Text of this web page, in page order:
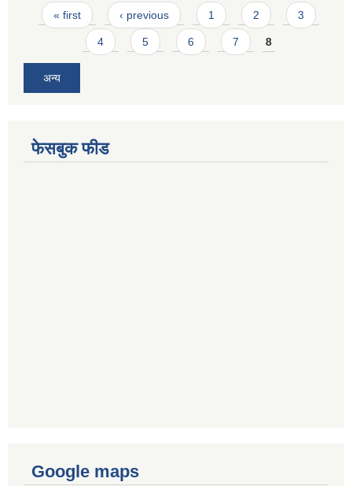
Pages
« first ‹ previous 1 2 3
4 5 6 7 8
अन्य
फेसबुक फीड
Google maps